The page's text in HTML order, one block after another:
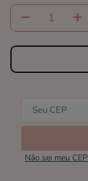
Não sei meu CEP